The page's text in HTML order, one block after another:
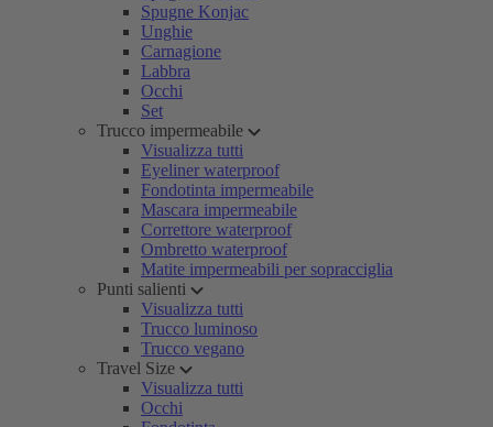
Spugne Konjac
Unghie
Carnagione
Labbra
Occhi
Set
Trucco impermeabile
Visualizza tutti
Eyeliner waterproof
Fondotinta impermeabile
Mascara impermeabile
Correttore waterproof
Ombretto waterproof
Matite impermeabili per sopracciglia
Punti salienti
Visualizza tutti
Trucco luminoso
Trucco vegano
Travel Size
Visualizza tutti
Occhi